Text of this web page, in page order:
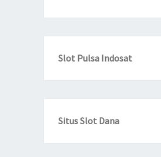
Slot Pulsa Indosat
Situs Slot Dana